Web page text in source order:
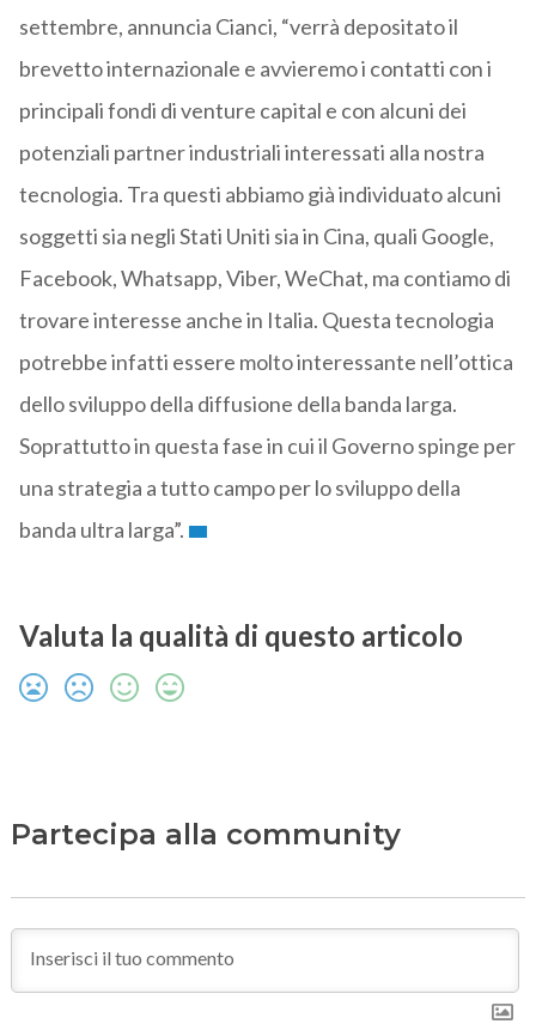
settembre, annuncia Cianci, “verrà depositato il
brevetto internazionale e avvieremo i contatti con i
principali fondi di venture capital e con alcuni dei
potenziali partner industriali interessati alla nostra
tecnologia. Tra questi abbiamo già individuato alcuni
soggetti sia negli Stati Uniti sia in Cina, quali Google,
Facebook, Whatsapp, Viber, WeChat, ma contiamo di
trovare interesse anche in Italia. Questa tecnologia
potrebbe infatti essere molto interessante nell’ottica
dello sviluppo della diffusione della banda larga.
Soprattutto in questa fase in cui il Governo spinge per
una strategia a tutto campo per lo sviluppo della
banda ultra larga”.
Valuta la qualità di questo articolo
Partecipa alla community